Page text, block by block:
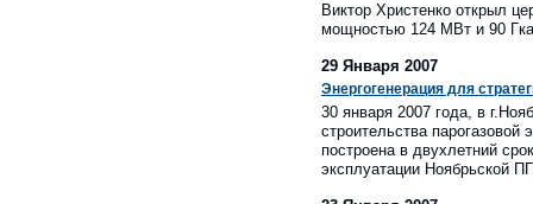
Виктор Христенко открыл
мощностью 124 МВт и 90
29 Января 2007
Энергогенерация для
30 января 2007 года, в
строительства
построена в двухлетний
эксплуатации Ноябрьской